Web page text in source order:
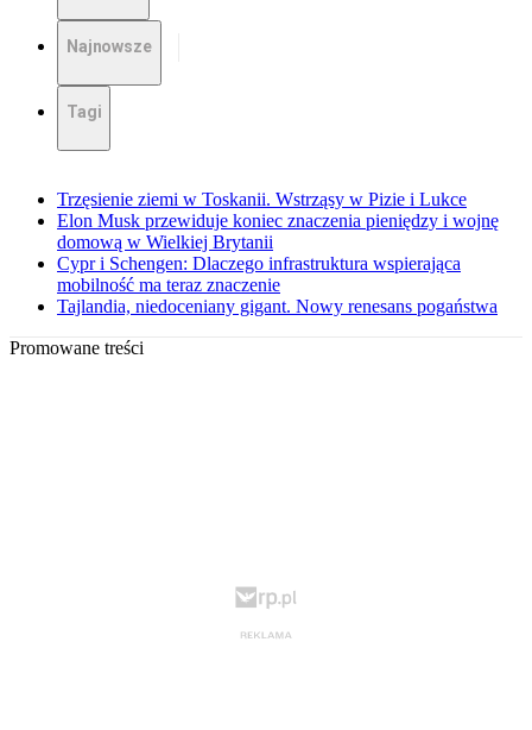
Najnowsze
Tagi
Trzęsienie ziemi w Toskanii. Wstrząsy w Pizie i Lukce
Elon Musk przewiduje koniec znaczenia pieniędzy i wojnę
domową w Wielkiej Brytanii
Cypr i Schengen: Dlaczego infrastruktura wspierająca
mobilność ma teraz znaczenie
Tajlandia, niedoceniany gigant. Nowy renesans pogaństwa
Promowane treści